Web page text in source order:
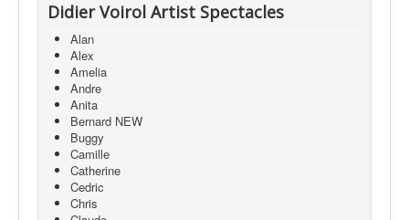
Didier Voirol Artist Spectacles
Alan
Alex
Amelia
Andre
Anita
Bernard NEW
Buggy
Camille
Catherine
Cedric
Chris